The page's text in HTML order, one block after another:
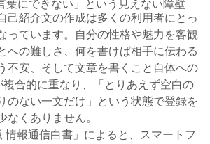
己紹介文の作成は多くの利用者にとっ
っています。自分の性格や魅力を客観
への難しさ、何を書けば相手に伝わる
不安、そして文章を書くこと自体への
合的に重なり、「とりあえず空白の
のない一文だけ」という状態で登録を
くありません。
情報通信白書」によると、スマートフ